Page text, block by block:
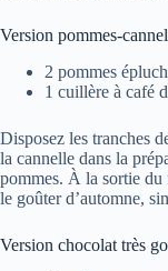
Version pommes-
2 pommes
1 cuillère à café
Disposez les tranches
la cannelle dans la
pommes. À la sortie du
le goûter d’automne,
Version chocolat très